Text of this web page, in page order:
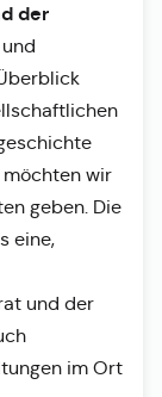
der
und
möchten wir
geben. Die
eine,
und der
im Ort